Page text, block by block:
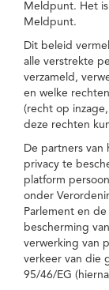
Meldpunt. Het
Meldpunt.
Dit beleid
alle verstrekte
verzameld,
en welke
(recht op
deze rechten
De partners
privacy te
platform
onder
Parlement en
bescherming
verwerking van
verkeer van die
95/46/EG